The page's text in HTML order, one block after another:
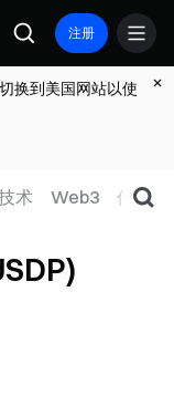
注册
换到美国网站以使
术 Web3 传统金